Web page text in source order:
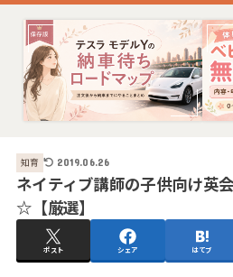
知育 2019.06.26
ネイティブ講師の子供向け英
☆【厳選】
ポスト シェア はてブ